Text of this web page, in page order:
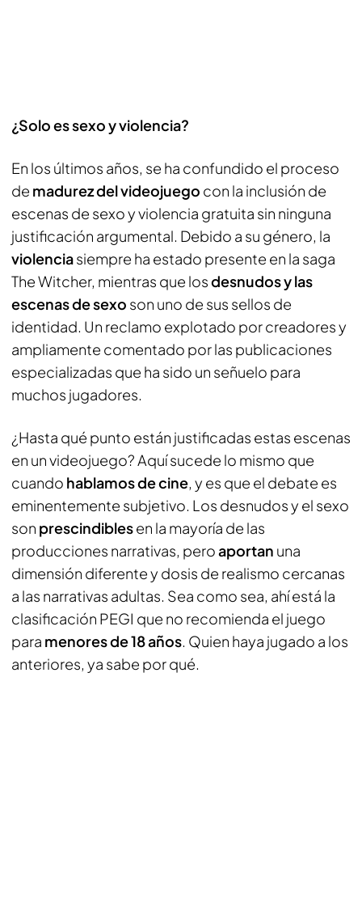
¿Solo es sexo y violencia?
En los últimos años, se ha confundido el proceso
de madurez del videojuego con la inclusión de
escenas de sexo y violencia gratuita sin ninguna
justificación argumental. Debido a su género, la
violenciasiempre ha estado presente en la saga
The Witcher, mientras que losdesnudos y las
escenas de sexo son uno de sus sellos de
identidad. Un reclamo explotado por creadores y
ampliamente comentado por las publicaciones
especializadas que ha sido un señuelo para
muchos jugadores.
¿Hasta qué punto están justificadas estas escenas
en un videojuego? Aquí sucede lo mismo que
cuando hablamos de cine, y es que el debate es
eminentemente subjetivo. Los desnudos y el sexo
son prescindiblesen la mayoría de las
producciones narrativas, peroaportan una
dimensión diferente y dosis de realismo cercanas
a las narrativas adultas. Sea como sea, ahí está la
clasificación PEGI que no recomienda el juego
para menores de 18 años. Quien haya jugado a los
anteriores, ya sabe por qué.